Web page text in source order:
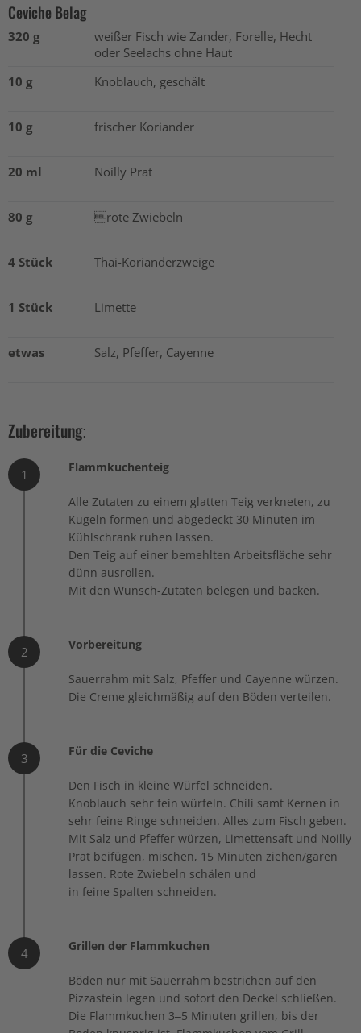
Ceviche Belag
320 g
weißer Fisch wie Zander, Forelle, Hecht
oder Seelachs ohne Haut
10 g
Knoblauch, geschält
10 g frischer Koriander
20 ml Noilly Prat
80 g rote Zwiebeln
4 Stück Thai-Korianderzweige
1 Stück Limette
etwas Salz, Pfeffer, Cayenne
Zubereitung:
1 Flammkuchenteig
Alle Zutaten zu einem glatten Teig verkneten, zu
Kugeln formen und abgedeckt 30 Minuten im
Kühlschrank ruhen lassen.
Den Teig auf einer bemehlten Arbeitsfläche sehr
dünn ausrollen.
Mit den Wunsch-Zutaten belegen und backen.
2 Vorbereitung
Sauerrahm mit Salz, Pfeffer und Cayenne würzen.
Die Creme gleichmäßig auf den Böden verteilen.
3 Für die Ceviche
Den Fisch in kleine Würfel schneiden.
Knoblauch sehr fein würfeln. Chili samt Kernen in
sehr feine Ringe schneiden. Alles zum Fisch geben.
Mit Salz und Pfeffer würzen, Limettensaft und Noilly
Prat beifügen, mischen, 15 Minuten ziehen/garen
lassen. Rote Zwiebeln schälen und
in feine Spalten schneiden.
4 Grillen der Flammkuchen
Böden nur mit Sauerrahm bestrichen auf den
Pizzastein legen und sofort den Deckel schließen.
Die Flammkuchen 3–5 Minuten grillen, bis der